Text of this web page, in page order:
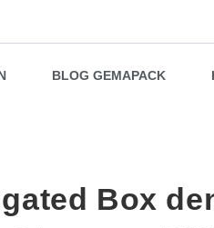
BLOG GEMAPACK
Box